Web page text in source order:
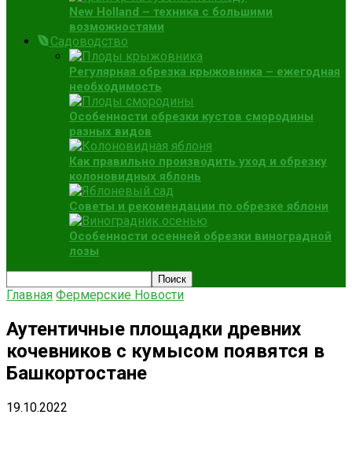
New Holland – техника с большими
возможностями
Садоводство
Регулярная обрезка крыжовника – ежегодная
необходимость
Особенности обрезки кустов смородины
разных видов
Как правильно производить уход и обрезку
колоновидных яблонь
Советы и рекомендации по обрезке яблони
Особенности осенней обрезки виноградной
лозы
Главная Фермерские Новости
Аутентичные площадки древних
кочевников с кумысом появятся в
Башкортостане
19.10.2022